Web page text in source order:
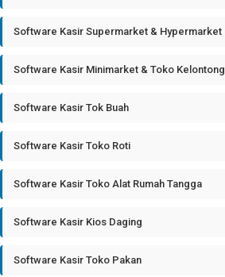
Software Kasir Supermarket & Hypermarket
Software Kasir Minimarket & Toko Kelontong
Software Kasir Tok Buah
Software Kasir Toko Roti
Software Kasir Toko Alat Rumah Tangga
Software Kasir Kios Daging
Software Kasir Toko Pakan